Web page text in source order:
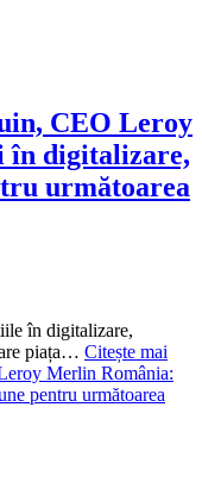
CEO Leroy
în digitalizare,
următoarea
în digitalizare,
piața… Citește mai
Merlin România:
pentru următoarea